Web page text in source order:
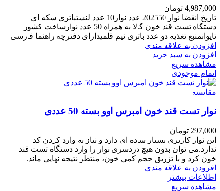
4,987,000 تومان
تاریخ انقضا نوار 202550 عدد نوار10 عدد لنستباتری سکه ای
دستگاه تست قند خون گالا به همراه 50 عدد نوارساخت کشور
تایوانمنبع تغذیه دو عدد باتری نیم قلمیدارای دفترچه راهنما فارسی
افزودن به علاقه مندی
افزودن به سبد خرید
مشاهده سریع
اتمام موجودی
مقایسه
نوار تست قند خون امبرس اوو بسته 50 عددی
297,000 تومان
این نوار کاربری بسیار ساده ای دارد و نیاز به وارد کردن کد
ندارد.می توان بدون هیچ دردسری نوار را وارد دستگاه تست قند
خون کرد و با تزریق حجم کمی خون، منتطر نتیجه نهایی ماند.
افزودن به علاقه مندی
اطلاعات بیشتر
مشاهده سریع